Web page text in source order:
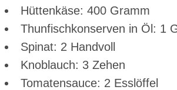
Hüttenkäse: 400 Gramm
Thunfischkonserven in Öl: 1
Spinat: 2 Handvoll
Knoblauch: 3 Zehen
Tomatensauce: 2 Esslöffel